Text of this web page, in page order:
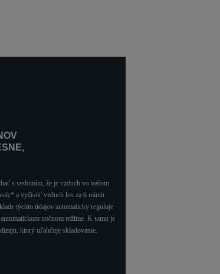
s vedomím, že je vzduch vo vašom
a vyčistiť vzduch len za 6 minút.
týchto údajov automaticky reguluje
nočnom režime. K tomu je
ktorý uľahčuje skladovanie.